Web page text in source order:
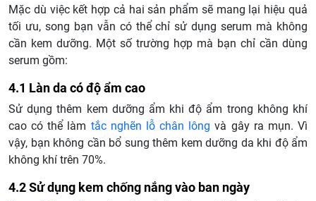
Mặc dù việc kết hợp cả hai sản phẩm sẽ mang lại hiệu quả
tối ưu, song bạn vẫn có thể chỉ sử dụng serum mà không
cần kem dưỡng. Một số trường hợp mà bạn chỉ cần dùng
serum gồm:
4.1 Làn da có độ ẩm cao
Sử dụng thêm kem dưỡng ẩm khi độ ẩm trong không khí
cao có thể làm tắc nghẽn lỗ chân lông và gây ra mụn. Vì
vậy, bạn không cần bổ sung thêm kem dưỡng da khi độ ẩm
không khí trên 70%.
4.2 Sử dụng kem chống nắng vào ban ngày